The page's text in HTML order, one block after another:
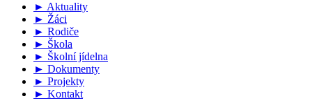
► Aktuality
► Žáci
► Rodiče
► Škola
► Školní jídelna
► Dokumenty
► Projekty
► Kontakt